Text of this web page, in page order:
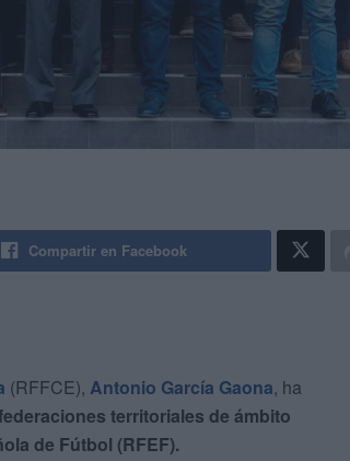
Compartir en Facebook
(RFFCE), Antonio García Gaona, ha
territoriales de ámbito
de Fútbol (RFEF).